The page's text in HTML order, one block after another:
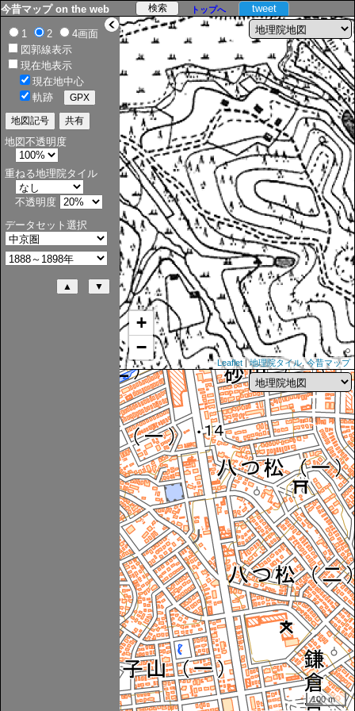
> tweet
今昔マップ on the web トップへ
+
−
Leaflet |地理院タイル,今昔マップ
100 m
1 2
4画面
図郭線表示
現在地表示
現在地中心
軌跡
地図不透明度
重ねる地理院タイル
不透明度
データセット選択